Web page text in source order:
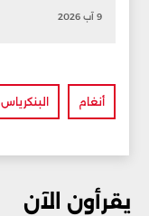
9 آب 2026
أنغام البنكرياس
يقرأون الآن